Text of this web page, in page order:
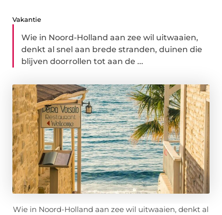
Vakantie
Wie in Noord-Holland aan zee wil uitwaaien,
denkt al snel aan brede stranden, duinen die
blijven doorrollen tot aan de ...
Wie in Noord-Holland aan zee wil uitwaaien, denkt al